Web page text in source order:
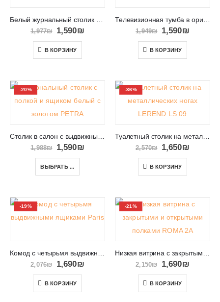
1,977₪ 1,590₪
В КОРЗИНУ
1,949₪ 1,590₪
В КОРЗИНУ
-20%
1,988₪ 1,590₪
ВЫБРАТЬ ...
-36%
Туалетный столик на металлических ногах LEREND LS 09
2,570₪ 1,650₪
В КОРЗИНУ
-19%
2,076₪ 1,690₪
В КОРЗИНУ
-21%
2,150₪ 1,690₪
В КОРЗИНУ